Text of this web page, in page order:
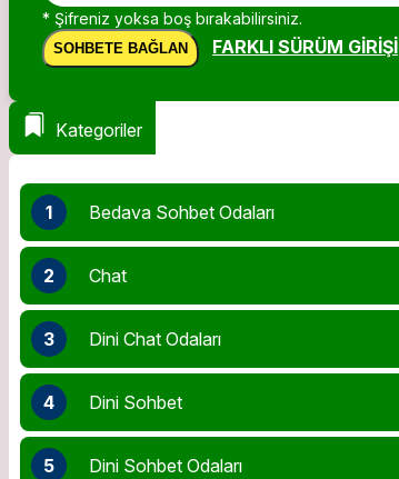
* Şifreniz yoksa boş bırakabilirsiniz.
SOHBETE BAĞLAN FARKLI SÜRÜM GIRIŞI
Kategoriler
1 Bedava Sohbet Odaları
2 Chat
3 Dini Chat Odaları
4 Dini Sohbet
5 Dini Sohbet Odaları